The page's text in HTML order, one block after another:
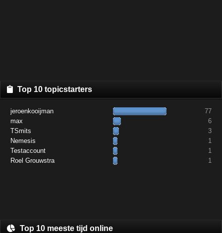
Top 10 topicstarters
jeroenkooijman
77
max
6
TSmits
3
Nemesis
1
Testaccount
1
Roel Grouwstra
1
Top 10 meeste tijd online